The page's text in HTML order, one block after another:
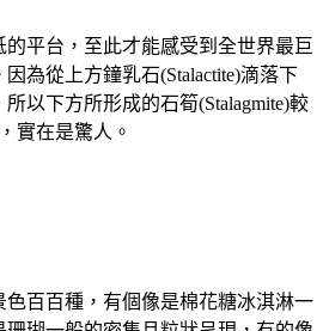
平台，至此才能感受到全世界最巨
為從上方鐘乳石(Stalactite)滴落下
以下方所形成的石筍(Stalagmite)較
實在是驚人。
百百種，有個像是棉花糖冰淇淋一